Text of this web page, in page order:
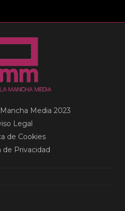
Media 2023
Legal
de Cookies
de Privacidad